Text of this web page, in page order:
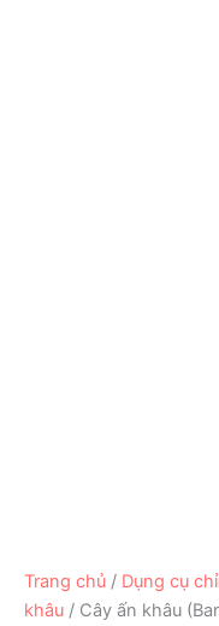
Trang chủ / Dụng cụ
khâu / Cây ấn khâu